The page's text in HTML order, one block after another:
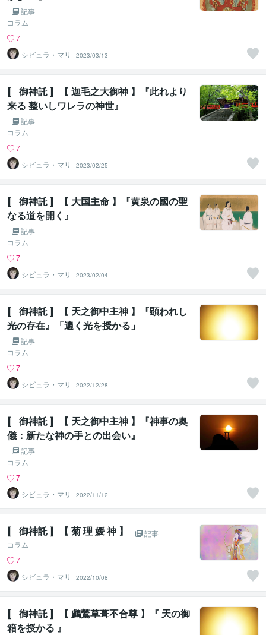
記事
コラム
7
シビュラ・マリ
2023/03/13
〚 御神託 〛【 迦毛之大御神 】『此れより
来る 整いしワレラの神世』
記事
コラム
7
シビュラ・マリ
2023/02/25
〚 御神託 〛【 大国主命 】『黄泉の國の聖
なる道を開く』
記事
コラム
7
シビュラ・マリ
2023/02/04
〚 御神託 〛【 天之御中主神 】『顕われし
光の存在』「遍く光を授かる」
記事
コラム
7
シビュラ・マリ
2022/12/28
〚 御神託 〛【 天之御中主神 】『神事の奥
儀：新たな神の手との出会い』
記事
コラム
7
シビュラ・マリ
2022/11/12
〚 御神託 〛【 菊 理 媛 神 】
記事
コラム
7
シビュラ・マリ
2022/10/08
〚 御神託 〛【 鸕鶿草葺不合尊 】『 天の御
箱を授かる 』